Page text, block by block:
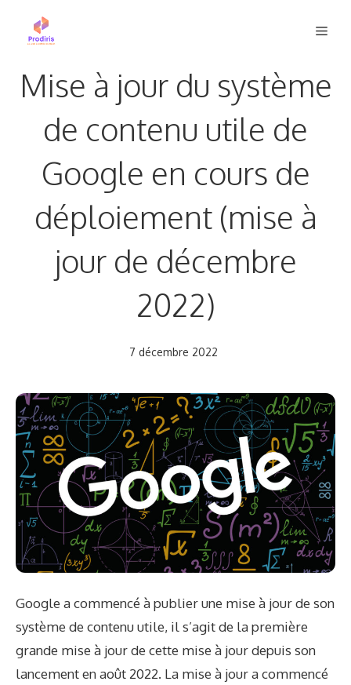
Mise à jour du système
de contenu utile de
Google en cours de
déploiement (mise à
jour de décembre
2022)
7 décembre 2022
Google a commencé à publier une mise à jour de son
système de contenu utile, il s’agit de la première
grande mise à jour de cette mise à jour depuis son
lancement en août 2022. La mise à jour a commencé